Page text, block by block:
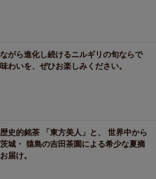
がら進化し続けるニルギリの旬ならで
わいを、ぜひお楽しみください。
史的銘茶 「東方美人」と、 世界中から
城・ 猿島の吉田茶園による希少な夏摘
届け。